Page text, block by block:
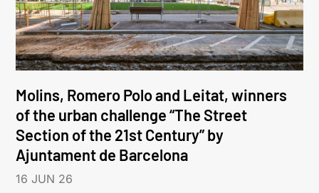
Molins, Romero Polo and Leitat, winners
of the urban challenge “The Street
Section of the 21st Century” by
Ajuntament de Barcelona
16 JUN 26